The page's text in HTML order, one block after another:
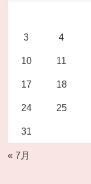
3 4
10 11
17 18
24 25
31
« 7月